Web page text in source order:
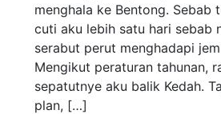
menghala ke Bentong. Sebab
cuti aku lebih satu hari sebab
serabut perut menghadapi
Mengikut peraturan tahunan,
sepatutnye aku balik Kedah.
plan, […]